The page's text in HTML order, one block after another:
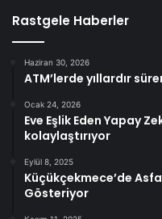
Rastgele Haberler
Haziran 30, 2026
ATM’lerde yıllardır
Ocak 24, 2026
Eve Eşlik Eden Yapay
kolaylaştırıyor
Eylül 8, 2025
Küçükçekmece’de
Gösteriyor